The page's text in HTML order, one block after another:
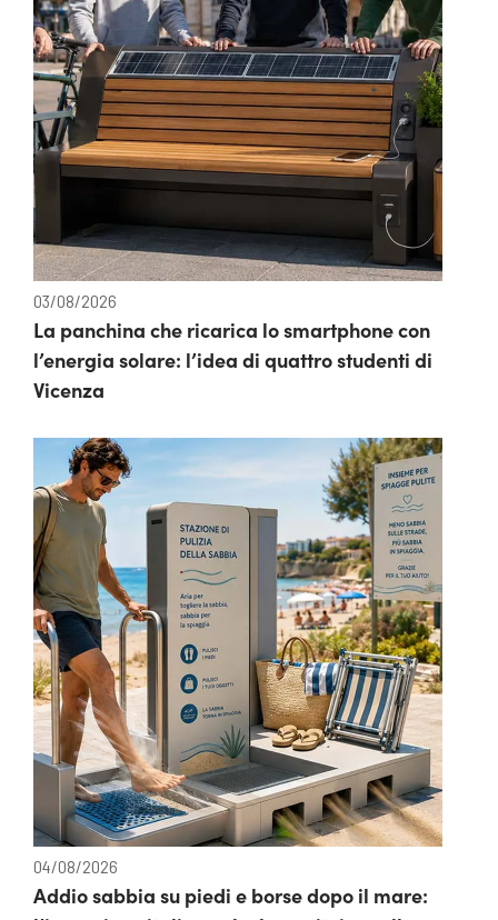
03/08/2026
La panchina che ricarica lo smartphone con
l’energia solare: l’idea di quattro studenti di
Vicenza
04/08/2026
Addio sabbia su piedi e borse dopo il mare: